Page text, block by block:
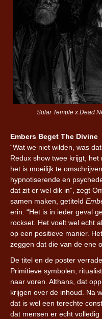
Solar Temple x Dead
Embers Beget The Divine
“Wat we niet wilden, was
Redux show twee krijgt,
het is moeilijk te
hypnotiserende en
dat zit er wel dik in”, zegt
samen maken, getiteld
erin: “Het is in ieder geval
rockset. Het voelt wel echt
op een positieve manier.
zeggen dat die van de ene
De titel en de poster
Primitieve symbolen,
naar voren. Althans, dat
krijgen over de inhoud. Na
dat is wel een terechte
dat mensen er echt